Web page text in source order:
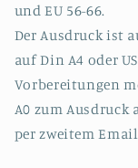
und EU 56-66.
Der Ausdruck ist
auf Din A4 oder
Vorbereitungen
A0 zum
per zweitem